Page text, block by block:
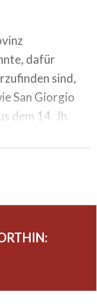
dafür
sind,
San Giorgio
dem 14. Jh.
des
von
einer
Sie
wurdevolle